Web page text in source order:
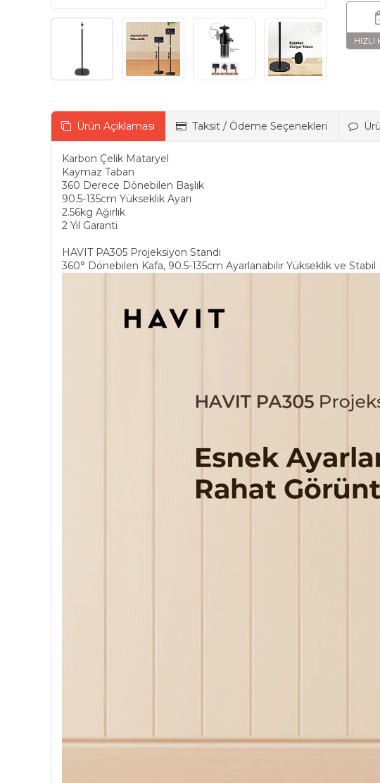
Ürün Açıklaması Taksit / Ödeme Seçenekleri
Karbon Çelik Mataryel
Kaymaz Taban
360 Derece Dönebilen Başlık
90.5-135cm Yükseklik Ayarı
2.56kg Ağırlık
2 Yıl Garanti
HAVIT PA305 Projeksiyon Standı
360° Dönebilen Kafa, 90.5-135cm Ayarlanabilir Yükseklik ve